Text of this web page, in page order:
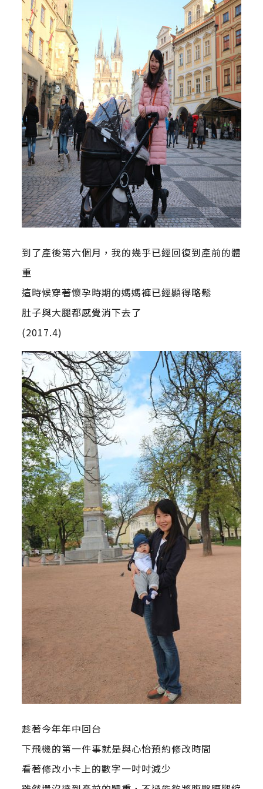
到了產後第六個月，我的幾乎已經回復到產前的體
重
這時候穿著懷孕時期的媽媽褲已經顯得略鬆
肚子與大腿都感覺消下去了
(2017.4)
趁著今年年中回台
下飛機的第一件事就是與心怡預約修改時間
看著修改小卡上的數字一吋吋減少